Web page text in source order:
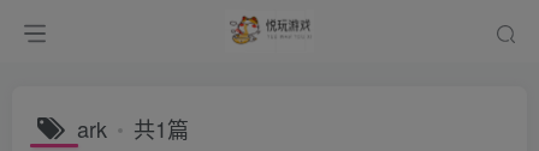
ark 共1篇